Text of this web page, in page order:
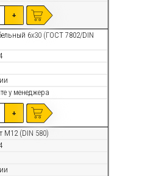
+
6х30 (ГОСТ 7802/DIN
у менеджера
+
М12 (DIN 580)